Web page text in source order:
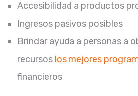
Accesibilidad a productos
Ingresos pasivos posibles
Brindar ayuda a personas a
recursos los mejores
financieros